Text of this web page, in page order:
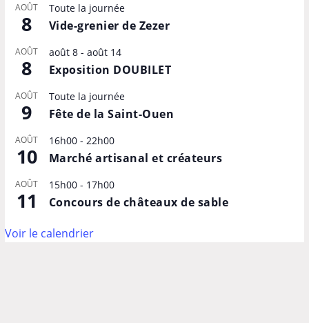
AOÛT
8
Toute la journée
Vide-grenier de Zezer
AOÛT
8
août 8- août 14
Exposition DOUBILET
AOÛT
9
Toute la journée
Fête de la Saint-Ouen
AOÛT
10
16h00- 22h00
Marché artisanal et créateurs
AOÛT
11
15h00- 17h00
Concours de châteaux de sable
Voir le calendrier